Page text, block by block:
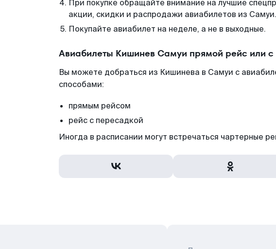
При покупке обращайте внимание на лучшие
акции, скидки и распродажи авиабилетов из Самуи.
Покупайте авиабилет на неделе, а не в выходные.
Авиабилеты Кишинев Самуи прямой рейс или
Вы можете добраться из Кишинева в Самуи с
способами:
прямым рейсом
рейс с пересадкой
Иногда в расписании могут встречаться чартерные